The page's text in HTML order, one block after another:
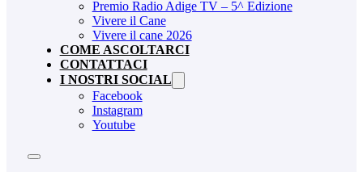
Premio Radio Adige TV – 5^ Edizione
Vivere il Cane
Vivere il cane 2026
COME ASCOLTARCI
CONTATTACI
I NOSTRI SOCIAL
Facebook
Instagram
Youtube